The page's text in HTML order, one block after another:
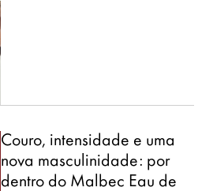
Couro, intensidade e uma
nova masculinidade: por
dentro do Malbec Eau de